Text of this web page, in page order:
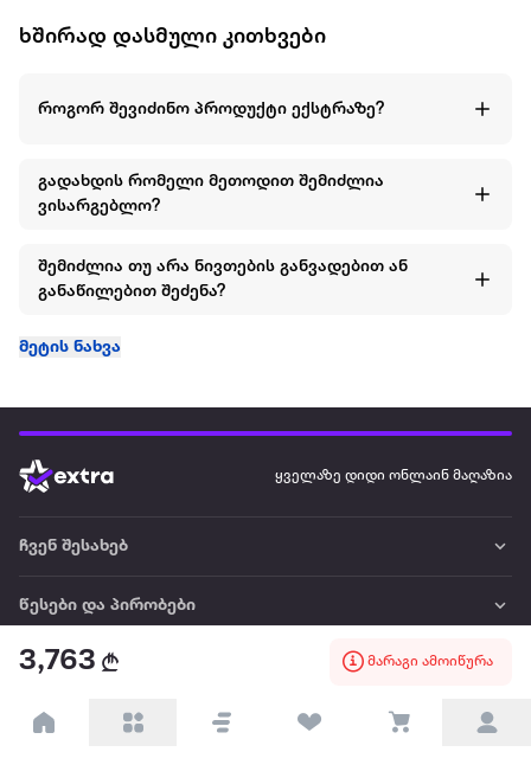
3,763 მარაგი ამოიწურა
ხშირად დასმული კითხვები
როგორ შევიძინო პროდუქტი ექსტრაზე?
გადახდის რომელი მეთოდით შემიძლია
ვისარგებლო?
შემიძლია თუ არა ნივთების განვადებით ან
განაწილებით შეძენა?
მეტის ნახვა
ყველაზე დიდი ონლაინ მაღაზია
ჩვენ შესახებ
წესები და პირობები
პარტნიორებისთვის
ტრენდული